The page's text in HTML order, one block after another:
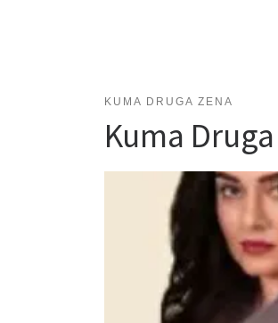
KUMA DRUGA ZENA
Kuma